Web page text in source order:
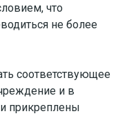
что
не более
соответствующее
и в
прикреплены